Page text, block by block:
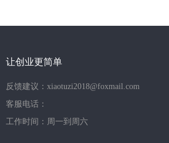
让创业更简单
反馈建议：xiaotuzi2018@foxmail.com
客服电话：
工作时间：周一到周六